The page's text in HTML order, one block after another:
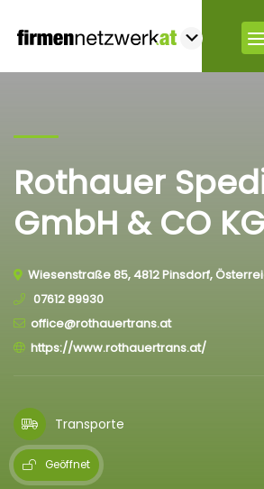
Rothauer
GmbH & CO
Wiesenstraße 85, 4812 Pinsdorf,
07612 89930
office@rothauertrans.at
https://www.rothauertrans.at/
Transporte
Geöffnet